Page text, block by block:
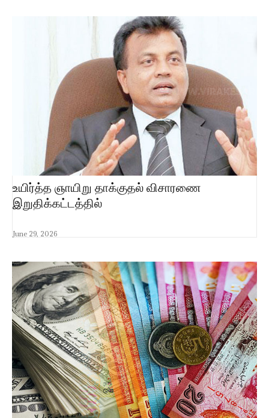
உயிர்த்த ஞாயிறு தாக்குதல் விசாரணை
இறுதிக்கட்டத்தில்
June 29, 2026